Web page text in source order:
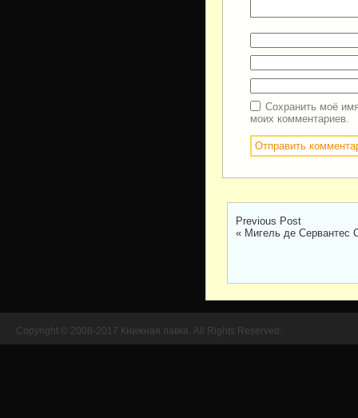
Сохранить моё
моих комментариев.
Previous Post
« Мигель де Сервантес
Copyright © 2008-2017 Книжная лавка. All Rights Reserved.